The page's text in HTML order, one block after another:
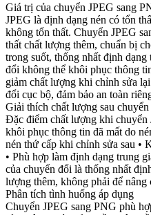
Giá trị của chuyển JPEG sang
JPEG là định dạng nén có tổn
không tổn thất. Chuyển JPEG
thất chất lượng thêm, chuẩn bị
trong suốt, thống nhất định
đổi không thể khôi phục thông
giảm chất lượng khi chỉnh sửa
đổi cục bộ, đảm bảo an toàn
Giải thích chất lượng sau chuyển
Đặc điểm chất lượng khi chuyển
khôi phục thông tin đã mất do
nén thứ cấp khi chỉnh sửa sau •
• Phù hợp làm định dạng trung
của chuyển đổi là thống nhất
lượng thêm, không phải để nâng
Phân tích tình huống áp dụng
Chuyển JPEG sang PNG phù